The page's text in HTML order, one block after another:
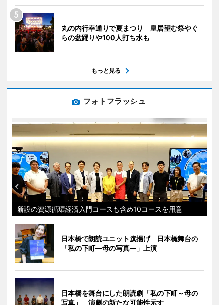
丸の内行幸通りで夏まつり 皇居望む祭やぐ
らの盆踊りや100人打ち水も
もっと見る
フォトフラッシュ
新設の資源循環経済入門コースも含め10コースを用意
日本橋で朗読ユニット旗揚げ 日本橋舞台の
「私の下町―母の写真―」上演
日本橋を舞台にした朗読劇「私の下町～母の
写真」 演劇の新たな可能性示す